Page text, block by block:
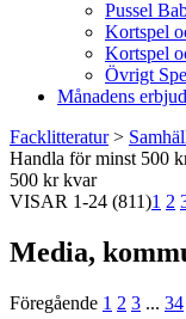
Pussel
Kortspel
Kortspel
Övrigt
Månadens
Facklitteratur>
Handla för minst 500
500 kr kvar
VISAR 1-24 (811)1 2
Media,
Föregående 1 2 3 ... 34